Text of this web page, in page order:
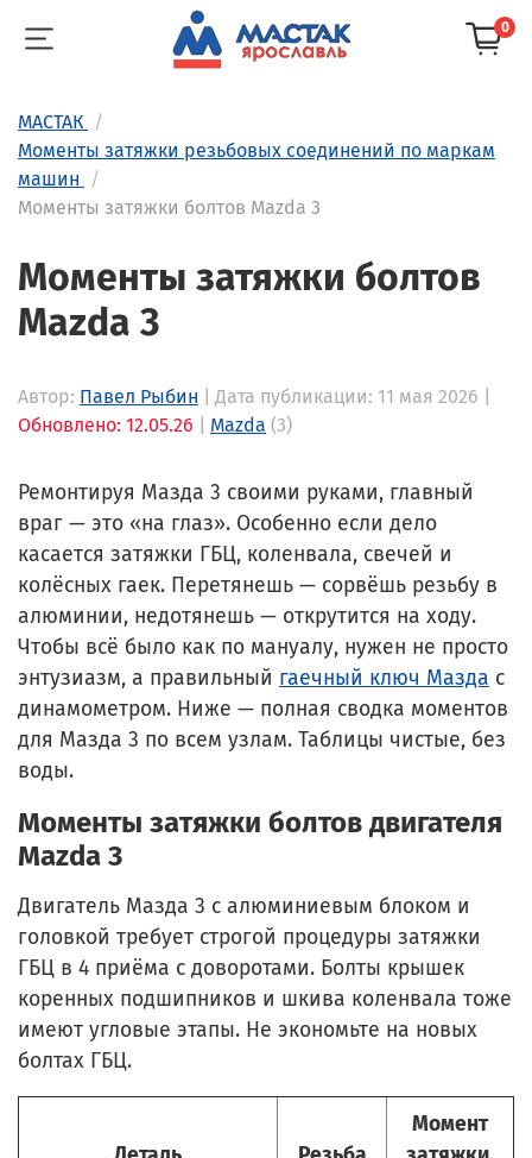
0
МАСТАК
Моменты затяжки резьбовых соединений по маркам
машин
Моменты затяжки болтов Mazda 3
Моменты затяжки болтов
Mazda 3
Автор: Павел Рыбин | Дата публикации: 11 мая 2026 |
Обновлено: 12.05.26
Mazda (3)
Ремонтируя Мазда 3 своими руками, главный
враг — это «на глаз». Особенно если дело
касается затяжки ГБЦ, коленвала, свечей и
колёсных гаек. Перетянешь — сорвёшь резьбу в
алюминии, недотянешь — открутится на ходу.
Чтобы всё было как по мануалу, нужен не просто
энтузиазм, а правильный гаечный ключ Мазда с
динамометром. Ниже — полная сводка моментов
для Мазда 3 по всем узлам. Таблицы чистые, без
воды.
Моменты затяжки болтов двигателя
Mazda 3
Двигатель Мазда 3 с алюминиевым блоком и
головкой требует строгой процедуры затяжки
ГБЦ в 4 приёма с доворотами. Болты крышек
коренных подшипников и шкива коленвала тоже
имеют угловые этапы. Не экономьте на новых
болтах ГБЦ.
Момент